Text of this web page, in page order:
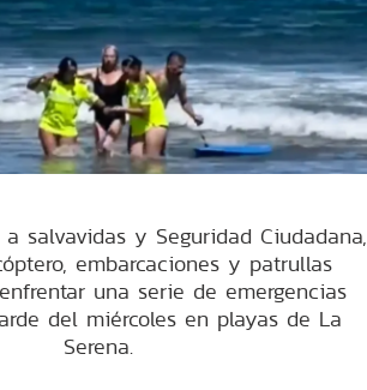
salvavidas y Seguridad Ciudadana,
embarcaciones y patrullas
una serie de emergencias
del miércoles en playas de La
Serena.